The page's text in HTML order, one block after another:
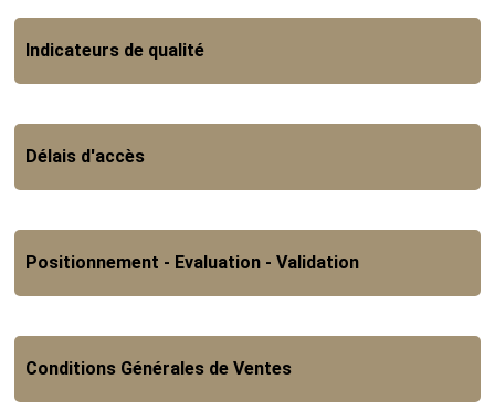
Indicateurs de qualité
Délais d'accès
Positionnement - Evaluation - Validation
Conditions Générales de Ventes